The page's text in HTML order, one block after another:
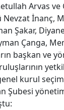
Arvas ve
İnanç,
Şakar,
Çanga,
başkan ve
kurul
Şubesi